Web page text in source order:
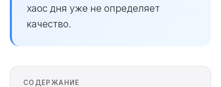
хаос дня уже не определяет
качество.
СОДЕРЖАНИЕ